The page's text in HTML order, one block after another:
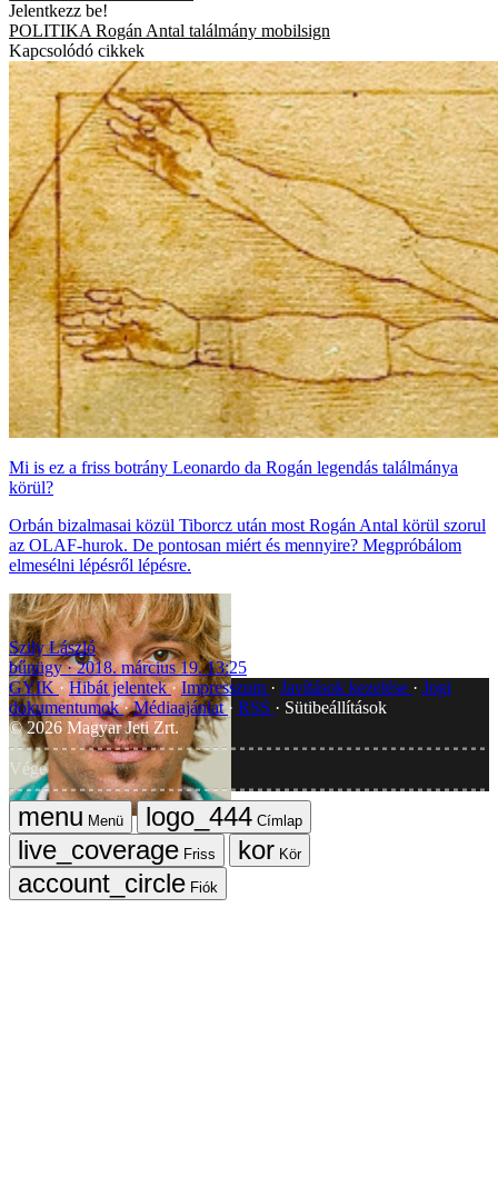
Jelentkezz be!
POLITIKA Rogán Antal találmány mobilsign
Kapcsolódó cikkek
Mi is ez a friss botrány Leonardo da Rogán legendás találmánya
körül?
Orbán bizalmasai közül Tiborcz után most Rogán Antal körül szorul
az OLAF-hurok. De pontosan miért és mennyire? Megpróbálom
elmesélni lépésről lépésre.
Szily László
bűnügy
2018. március 19. 13:25
GYIK Hibát jelentek Impresszum Javítások kezelése
Jogi
dokumentumok Médiaajánlat RSS
Sütibeállítások
©2026Magyar Jeti Zrt.
Vége
Menü
Címlap
Friss
Kör
Fiók